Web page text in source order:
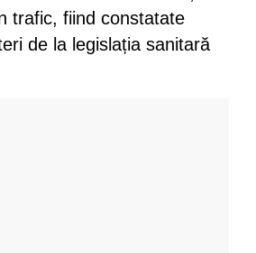
trafic, fiind constatate
de la legislația sanitară